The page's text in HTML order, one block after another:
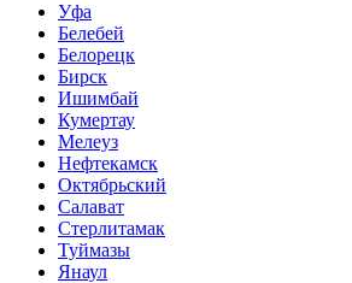
Уфа
Белебей
Белорецк
Бирск
Ишимбай
Кумертау
Мелеуз
Нефтекамск
Октябрьский
Салават
Стерлитамак
Туймазы
Янаул